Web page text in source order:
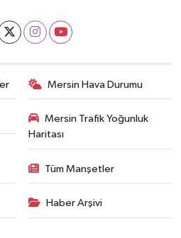
Mersin Hava Durumu
Mersin Trafik Yoğunluk
Haritası
Tüm Manşetler
Haber Arşivi